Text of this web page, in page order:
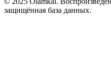
защищённая база данных.